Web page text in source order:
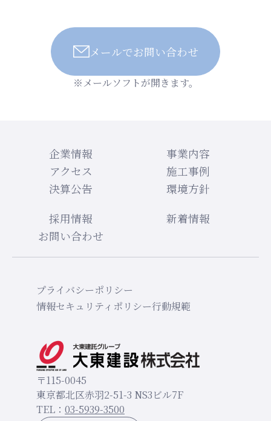
メールでお問い合わせ
※メールソフトが開きます。
企業情報
事業内容
アクセス
施工事例
決算公告
環境方針
採用情報
新着情報
お問い合わせ
プライバシーポリシー
情報セキュリティポリシー行動規範
〒115-0045
東京都北区赤羽2-51-3 NS3ビル7F
TEL： 03-5939-3500